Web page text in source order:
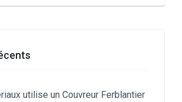
utilise un Couvreur Ferblantier